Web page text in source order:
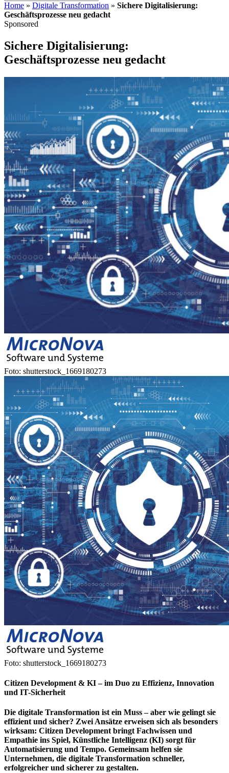
Home » Digitale Transformation » Sichere Digitalisierung:
Geschäftsprozesse neu gedacht
Sponsored
Sichere Digitalisierung:
Geschäftsprozesse neu gedacht
Foto: shutterstock_1669180273
Foto: shutterstock_1669180273
Citizen Development & KI – im Duo zu Effizienz, Innovation
und IT-Sicherheit
Die digitale Transformation ist ein Muss – aber wie gelingt sie
effizient und sicher? Zwei Ansätze erweisen sich als besonders
wirksam: Citizen Development bringt Fachwissen und
Empathie ins Spiel, Künstliche Intelligenz (KI) sorgt für
Automatisierung und Tempo. Gemeinsam helfen sie
Unternehmen, die digitale Transformation schneller,
erfolgreicher und sicherer zu gestalten.